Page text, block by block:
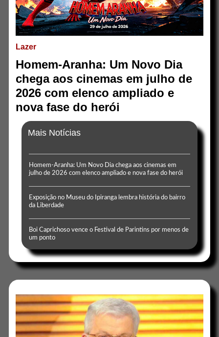
Lazer
Homem-Aranha: Um Novo Dia
chega aos cinemas em julho de
2026 com elenco ampliado e
nova fase do herói
Mais Notícias
Homem-Aranha: Um Novo Dia chega aos cinemas em
julho de 2026 com elenco ampliado e nova fase do herói
Exposição no Museu do Ipiranga lembra história do bairro
da Liberdade
Boi Caprichoso vence o Festival de Parintins por menos de
um ponto